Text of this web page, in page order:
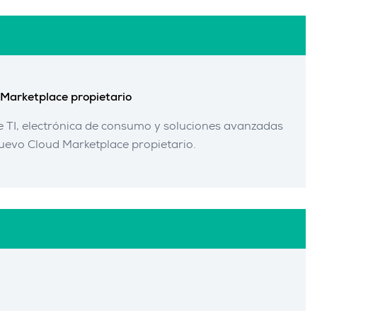
propietario
electrónica de consumo y soluciones avanzadas
Cloud Marketplace propietario.